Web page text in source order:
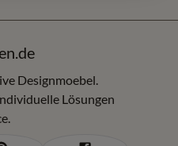
Designmoebel.
Lösungen